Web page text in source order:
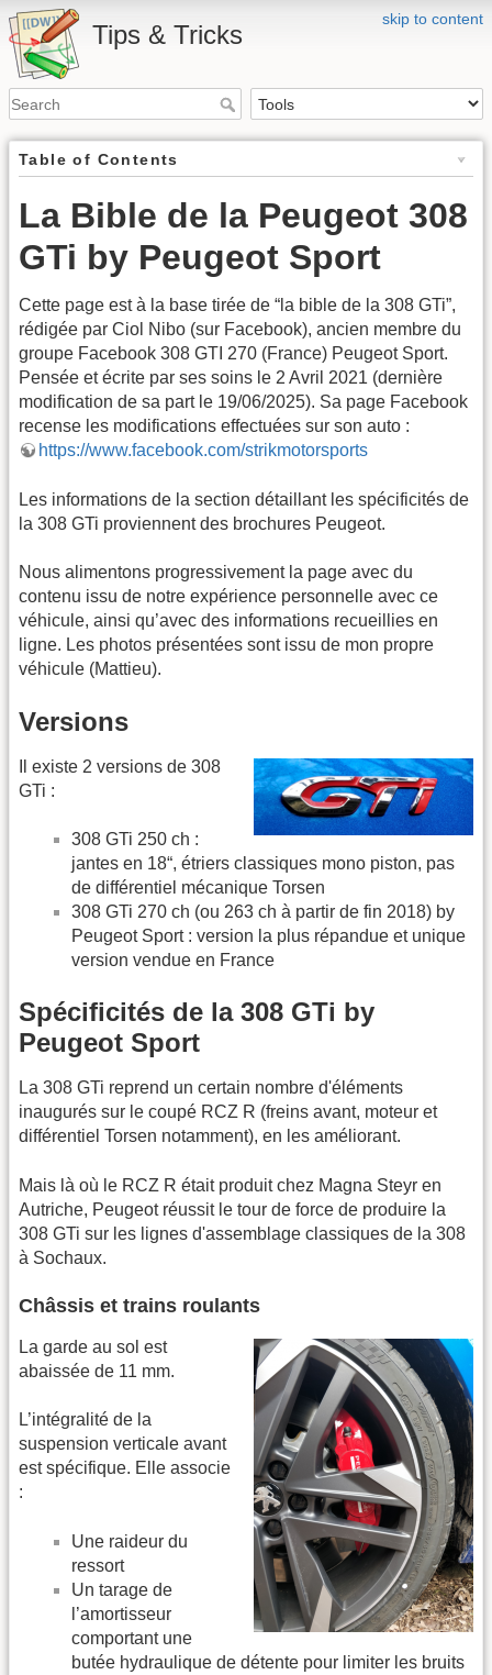
skip to content
Tips & Tricks
Table of Contents
La Bible de la Peugeot 308
GTi by Peugeot Sport
Cette page est à la base tirée de “la bible de la 308 GTi”,
rédigée par Ciol Nibo (sur Facebook), ancien membre du
groupe Facebook 308 GTI 270 (France) Peugeot Sport.
Pensée et écrite par ses soins le 2 Avril 2021 (dernière
modification de sa part le 19/06/2025). Sa page Facebook
recense les modifications effectuées sur son auto :
https://www.facebook.com/strikmotorsports
Les informations de la section détaillant les spécificités de
la 308 GTi proviennent des brochures Peugeot.
Nous alimentons progressivement la page avec du
contenu issu de notre expérience personnelle avec ce
véhicule, ainsi qu’avec des informations recueillies en
ligne. Les photos présentées sont issu de mon propre
véhicule (Mattieu).
Versions
Il existe 2 versions de 308
GTi :
308 GTi 250 ch :
jantes en 18“, étriers classiques mono piston, pas
de différentiel mécanique Torsen
308 GTi 270 ch (ou 263 ch à partir de fin 2018) by
Peugeot Sport : version la plus répandue et unique
version vendue en France
Spécificités de la 308 GTi by
Peugeot Sport
La 308 GTi reprend un certain nombre d'éléments
inaugurés sur le coupé RCZ R (freins avant, moteur et
différentiel Torsen notamment), en les améliorant.
Mais là où le RCZ R était produit chez Magna Steyr en
Autriche, Peugeot réussit le tour de force de produire la
308 GTi sur les lignes d'assemblage classiques de la 308
à Sochaux.
Châssis et trains roulants
La garde au sol est
abaissée de 11 mm.
L’intégralité de la
suspension verticale avant
est spécifique. Elle associe
:
Une raideur du
ressort
Un tarage de
l’amortisseur
comportant une
butée hydraulique de détente pour limiter les bruits